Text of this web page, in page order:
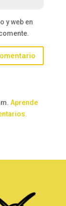
y web en
Aprende